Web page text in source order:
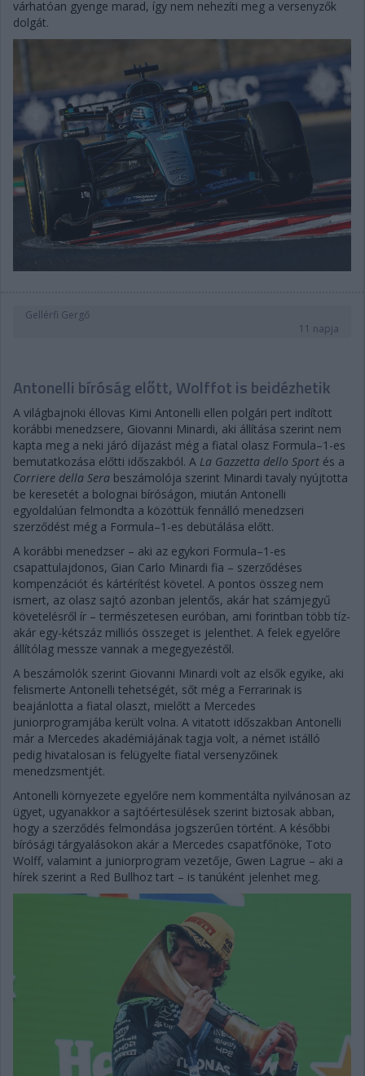
várhatóan gyenge marad, így nem nehezíti meg a versenyzők
dolgát.
Gellérfi Gergő
11 napja
Antonelli bíróság előtt, Wolffot is beidézhetik
A világbajnoki éllovas Kimi Antonelli ellen polgári pert indított
korábbi menedzsere, Giovanni Minardi, aki állítása szerint nem
kapta meg a neki járó díjazást még a fiatal olasz Formula–1-es
bemutatkozása előtti időszakból. A La Gazzetta dello Sport és a
Corriere della Sera beszámolója szerint Minardi tavaly nyújtotta
be keresetét a bolognai bíróságon, miután Antonelli
egyoldalúan felmondta a közöttük fennálló menedzseri
szerződést még a Formula–1-es debütálása előtt.
A korábbi menedzser – aki az egykori Formula–1-es
csapattulajdonos, Gian Carlo Minardi fia – szerződéses
kompenzációt és kártérítést követel. A pontos összeg nem
ismert, az olasz sajtó azonban jelentős, akár hat számjegyű
követelésről ír – természetesen euróban, ami forintban több tíz-
akár egy-kétszáz milliós összeget is jelenthet. A felek egyelőre
állítólag messze vannak a megegyezéstől.
A beszámolók szerint Giovanni Minardi volt az elsők egyike, aki
felismerte Antonelli tehetségét, sőt még a Ferrarinak is
beajánlotta a fiatal olaszt, mielőtt a Mercedes
juniorprogramjába került volna. A vitatott időszakban Antonelli
már a Mercedes akadémiájának tagja volt, a német istálló
pedig hivatalosan is felügyelte fiatal versenyzőinek
menedzsmentjét.
Antonelli környezete egyelőre nem kommentálta nyilvánosan az
ügyet, ugyanakkor a sajtóértesülések szerint biztosak abban,
hogy a szerződés felmondása jogszerűen történt. A későbbi
bírósági tárgyalásokon akár a Mercedes csapatfőnöke, Toto
Wolff, valamint a juniorprogram vezetője, Gwen Lagrue – aki a
hírek szerint a Red Bullhoz tart – is tanúként jelenhet meg.